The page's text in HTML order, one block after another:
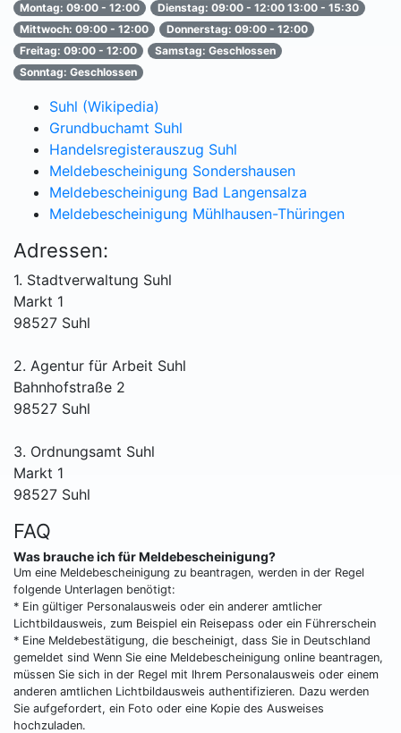
Montag: 09:00 - 12:00
Dienstag: 09:00 - 12:00 13:00 - 15:30
Mittwoch: 09:00 - 12:00
Donnerstag: 09:00 - 12:00
Freitag: 09:00 - 12:00
Samstag: Geschlossen
Sonntag: Geschlossen
Suhl (Wikipedia)
Grundbuchamt Suhl
Handelsregisterauszug Suhl
Meldebescheinigung Sondershausen
Meldebescheinigung Bad Langensalza
Meldebescheinigung Mühlhausen-Thüringen
Adressen:
1. Stadtverwaltung Suhl
Markt 1
98527 Suhl
2. Agentur für Arbeit Suhl
Bahnhofstraße 2
98527 Suhl
3. Ordnungsamt Suhl
Markt 1
98527 Suhl
FAQ
Was brauche ich für Meldebescheinigung?
Um eine Meldebescheinigung zu beantragen, werden in der Regel
folgende Unterlagen benötigt:
* Ein gültiger Personalausweis oder ein anderer amtlicher
Lichtbildausweis, zum Beispiel ein Reisepass oder ein Führerschein
* Eine Meldebestätigung, die bescheinigt, dass Sie in Deutschland
gemeldet sind Wenn Sie eine Meldebescheinigung online beantragen,
müssen Sie sich in der Regel mit Ihrem Personalausweis oder einem
anderen amtlichen Lichtbildausweis authentifizieren. Dazu werden
Sie aufgefordert, ein Foto oder eine Kopie des Ausweises
hochzuladen.